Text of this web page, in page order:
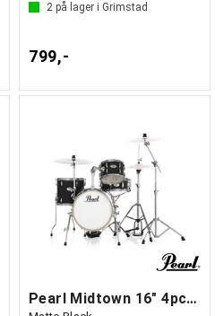
2 på lager i Grimstad
799,-
Pearl Midtown 16" 4pc Compact Set w/HW